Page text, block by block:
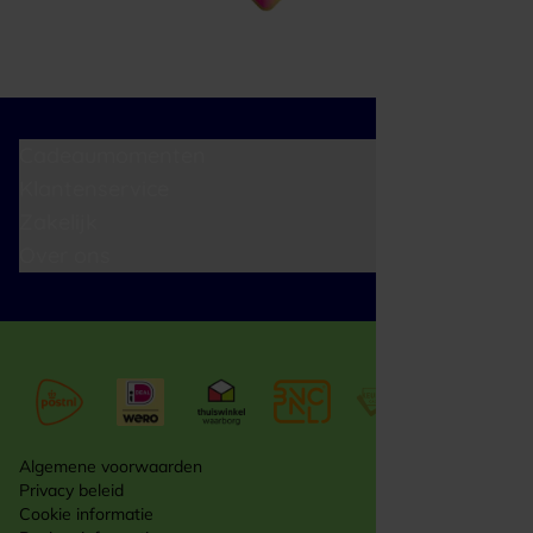
Algemene voorwaarden
Privacy beleid
Cookie informatie